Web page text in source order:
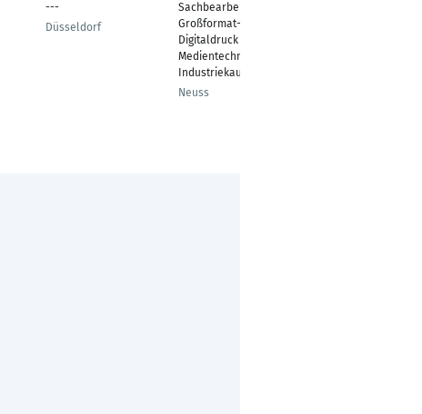
---
Düsseldorf
Sachbearbeitung
Großformat-
Digitaldruck /
Medientechnologe /
Industriekaufmann
Neuss